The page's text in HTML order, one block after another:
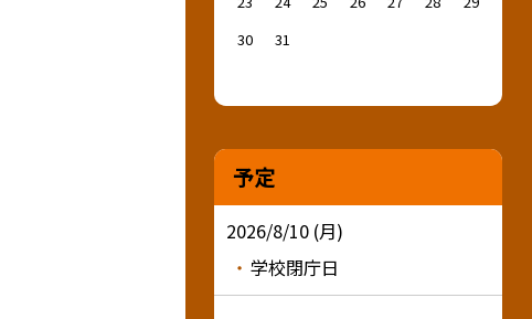
30
31
予定
2026/8/10 (月)
学校閉庁日